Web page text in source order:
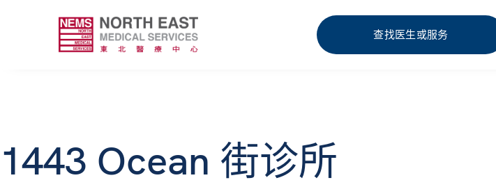
查找医生或服务
1443 Ocean 街诊所